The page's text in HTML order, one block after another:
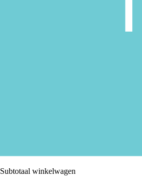
Subtotaal winkelwagen